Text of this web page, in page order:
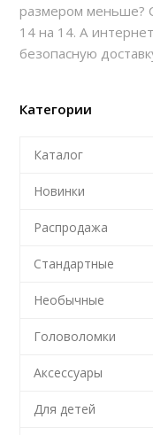
размером меньше?
14 на 14. А
безопасную
Категории
Каталог
Новинки
Распродажа
Стандартные
Необычные
Головоломки
Аксессуары
Для детей